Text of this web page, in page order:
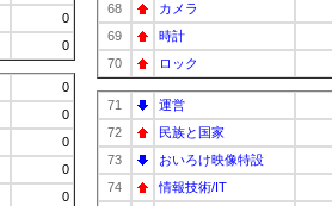
0
0
0
0
0
0
0
68
カメラ
69
時計
70
ロック
71
運営
72
民族と国家
73
おいろけ映像特設
74
情報技術/IT